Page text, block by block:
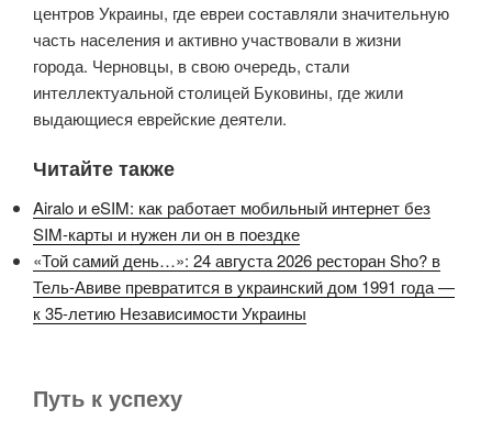
центров Украины, где евреи составляли значительную
часть населения и активно участвовали в жизни
города. Черновцы, в свою очередь, стали
интеллектуальной столицей Буковины, где жили
выдающиеся еврейские деятели.
Читайте также
Airalo и eSIM: как работает мобильный интернет без
SIM-карты и нужен ли он в поездке
«Той самий день…»: 24 августа 2026 ресторан Sho? в
Тель-Авиве превратится в украинский дом 1991 года —
к 35-летию Независимости Украины
Путь к успеху